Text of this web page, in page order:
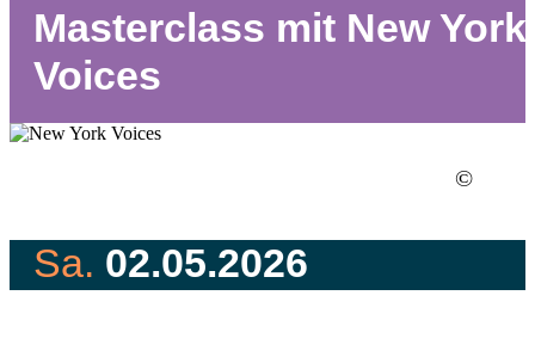
Masterclass mit New York
Voices
©
Sa. 02.05.2026